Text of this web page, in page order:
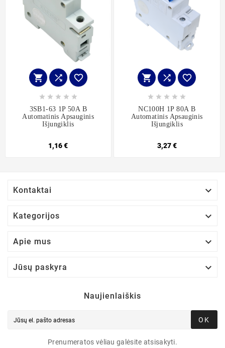
  
    
3SB1-63 1P 50A B
Automatinis Apsauginis
Išjungiklis
1,16 €
  
    
NC100H 1P 80A B
Automatinis Apsauginis
Išjungiklis
3,27 €
Kontaktai 
Kategorijos 
Apie mus 
Jūsų paskyra 
Naujienlaiškis
OK
Prenumeratos vėliau galėsite atsisakyti.